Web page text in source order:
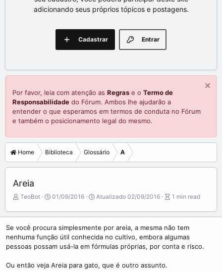
adicionando seus próprios tópicos e postagens.
Entrar
Cadastrar
Por favor, leia com atenção as Regras e o Termo de
Responsabilidade do Fórum. Ambos lhe ajudarão a
entender o que esperamos em termos de conduta no Fórum
e também o posicionamento legal do mesmo.
Home Biblioteca Glossário A
Areia
A
t
r
TeoBot
P
b
s
h
a
01/09/2016 Atualizado 02/09/2016
A
t
c
l
e
1 min read
Se você procura simplesmente por areia, a mesma não tem
nenhuma função útil conhecida no cultivo, embora algumas
pessoas possam usá-la em fórmulas próprias, por conta e risco.
Ou então veja Areia para gato, que é outro assunto.